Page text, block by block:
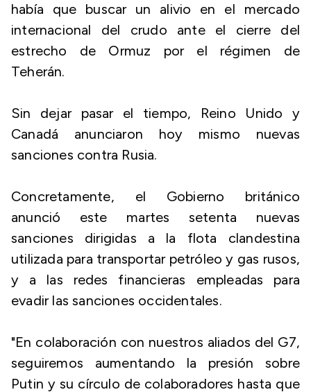
había que buscar un alivio en el mercado
internacional del crudo ante el cierre del
estrecho de Ormuz por el régimen de
Teherán.
Sin dejar pasar el tiempo, Reino Unido y
Canadá anunciaron hoy mismo nuevas
sanciones contra Rusia.
Concretamente, el Gobierno británico
anunció este martes setenta nuevas
sanciones dirigidas a la flota clandestina
utilizada para transportar petróleo y gas rusos,
y a las redes financieras empleadas para
evadir las sanciones occidentales.
"En colaboración con nuestros aliados del G7,
seguiremos aumentando la presión sobre
Putin y su círculo de colaboradores hasta que